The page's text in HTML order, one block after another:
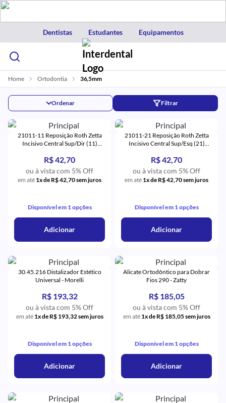
Dentistas Estudantes Equipamentos
Home Ortodontia 36,5mm
Filtrar
Ordenar
21011-11 Reposição Roth Zetta
Incisivo Central Sup/Dir (11)
R$ 42,70
ou à vista com 5% Off
em até 1x de R$ 42,70 sem juros
Disponível em 1 opções
Adicionar
21011-21 Reposição Roth Zetta
Incisivo Central Sup/Esq (21)
R$ 42,70
ou à vista com 5% Off
em até 1x de R$ 42,70 sem juros
Disponível em 1 opções
Adicionar
30.45.216 Distalizador Estético
Universal - Morelli
R$ 193,32
ou à vista com 5% Off
em até 1x de R$ 193,32 sem juros
Disponível em 1 opções
Adicionar
Alicate Ortodôntico para Dobrar
Fios 290 - Zatty
R$ 185,05
ou à vista com 5% Off
em até 1x de R$ 185,05 sem juros
Disponível em 1 opções
Adicionar